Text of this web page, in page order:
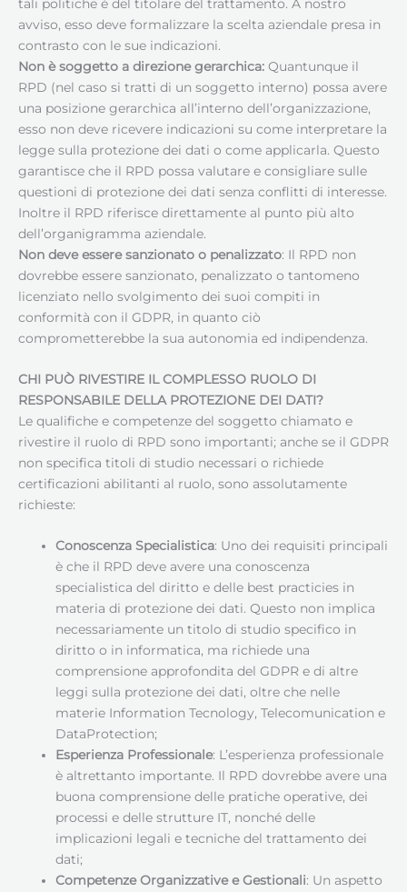
tali politiche è del titolare del trattamento. A nostro
avviso, esso deve formalizzare la scelta aziendale presa in
contrasto con le sue indicazioni.
Non è soggetto a direzione gerarchica: Quantunque il
RPD (nel caso si tratti di un soggetto interno) possa avere
una posizione gerarchica all’interno dell’organizzazione,
esso non deve ricevere indicazioni su come interpretare la
legge sulla protezione dei dati o come applicarla. Questo
garantisce che il RPD possa valutare e consigliare sulle
questioni di protezione dei dati senza conflitti di interesse.
Inoltre il RPD riferisce direttamente al punto più alto
dell’organigramma aziendale.
Non deve essere sanzionato o penalizzato: Il RPD non
dovrebbe essere sanzionato, penalizzato o tantomeno
licenziato nello svolgimento dei suoi compiti in
conformità con il GDPR, in quanto ciò
comprometterebbe la sua autonomia ed indipendenza.
CHI PUÒ RIVESTIRE IL COMPLESSO RUOLO DI
RESPONSABILE DELLA PROTEZIONE DEI DATI?
Le qualifiche e competenze del soggetto chiamato e
rivestire il ruolo di RPD sono importanti; anche se il GDPR
non specifica titoli di studio necessari o richiede
certificazioni abilitanti al ruolo, sono assolutamente
richieste:
Conoscenza Specialistica: Uno dei requisiti principali
è che il RPD deve avere una conoscenza
specialistica del diritto e delle best practicies in
materia di protezione dei dati. Questo non implica
necessariamente un titolo di studio specifico in
diritto o in informatica, ma richiede una
comprensione approfondita del GDPR e di altre
leggi sulla protezione dei dati, oltre che nelle
materie Information Tecnology, Telecomunication e
DataProtection;
Esperienza Professionale: L’esperienza professionale
è altrettanto importante. Il RPD dovrebbe avere una
buona comprensione delle pratiche operative, dei
processi e delle strutture IT, nonché delle
implicazioni legali e tecniche del trattamento dei
dati;
Competenze Organizzative e Gestionali: Un aspetto